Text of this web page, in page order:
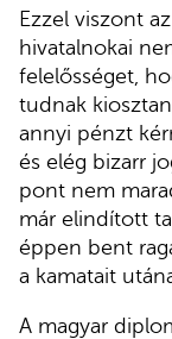
Ezzel viszont
hivatalnokai
felelősséget,
tudnak
annyi pénzt
és elég bizarr
pont nem
már elindított
éppen bent
a kamatait
A magyar